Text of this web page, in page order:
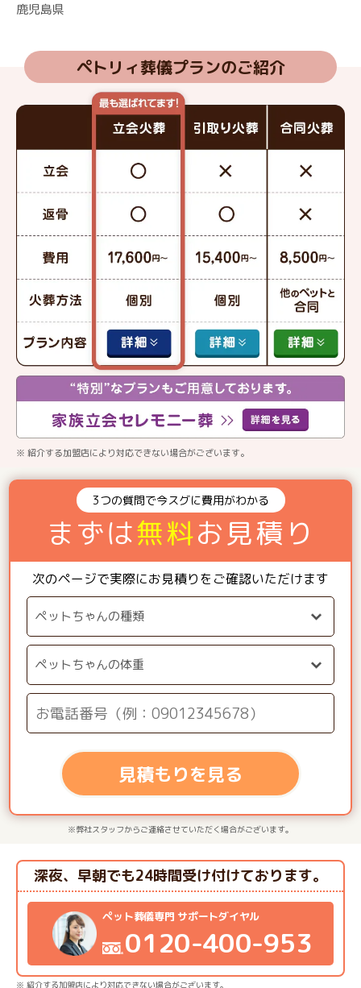
鹿児島県
ペトリィ葬儀プランのご紹介
※ 紹介する加盟店により対応できない場合がございます。
3つの質問で今スグに費用がわかる
まずは無料お見積り
次のページで実際にお見積りをご確認いただけます
見積もりを見る
※弊社スタッフからご連絡させていただく場合がございます。
ペット葬儀専門 サポートダイヤル
0120-400-953
深夜、早朝でも24時間受け付けております。
※ 紹介する加盟店により対応できない場合がございます。